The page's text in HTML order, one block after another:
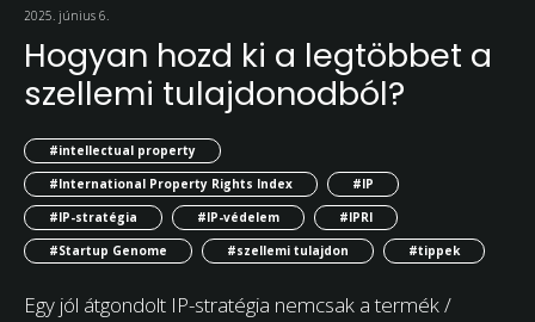
2025. június 6.
Hogyan hozd ki a legtöbbet a
szellemi tulajdonodból?
#intellectual property
#International Property Rights Index
#IP
#IP-stratégia
#IP-védelem
#IPRI
#Startup Genome
#szellemi tulajdon #tippek
Egy jól átgondolt IP-stratégia nemcsak a termék /